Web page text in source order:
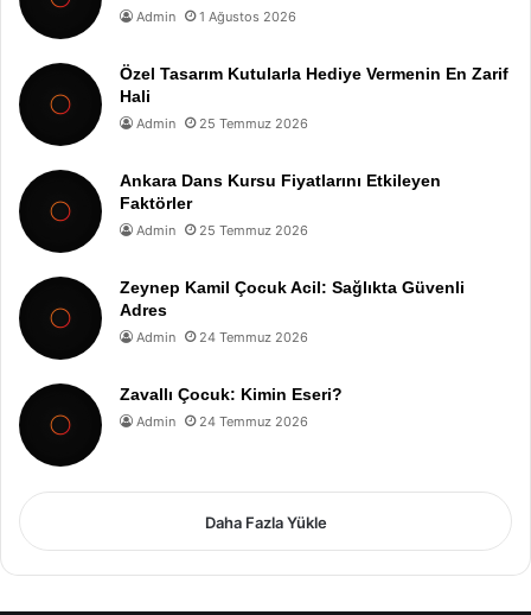
Admin 1 Ağustos 2026
Özel Tasarım Kutularla Hediye Vermenin En Zarif
Hali
Admin 25 Temmuz 2026
Ankara Dans Kursu Fiyatlarını Etkileyen
Faktörler
Admin 25 Temmuz 2026
Zeynep Kamil Çocuk Acil: Sağlıkta Güvenli
Adres
Admin 24 Temmuz 2026
Zavallı Çocuk: Kimin Eseri?
Admin 24 Temmuz 2026
Daha Fazla Yükle